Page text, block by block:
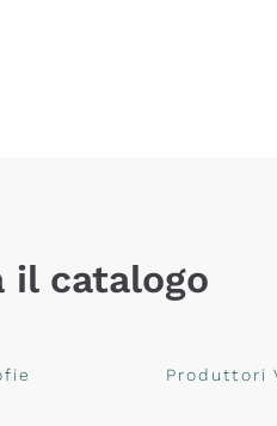
il catalogo
Produttori